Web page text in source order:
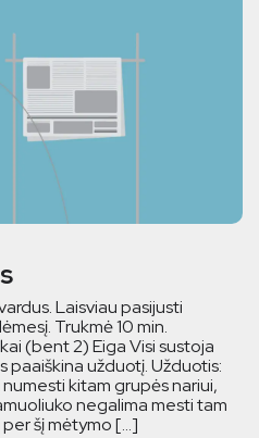
Laisviau pasijusti
Trukmė 10 min.
(bent 2) Eiga Visi sustoja
paaiškina užduotį. Užduotis:
kitam grupės nariui,
negalima mesti tam
per šį mėtymo […]